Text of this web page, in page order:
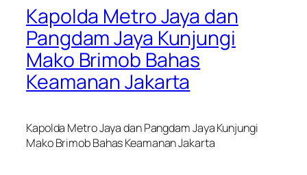
Kapolda Metro Jaya dan
Pangdam Jaya Kunjungi
Mako Brimob Bahas
Keamanan Jakarta
Kapolda Metro Jaya dan Pangdam Jaya Kunjungi
Mako Brimob Bahas Keamanan Jakarta